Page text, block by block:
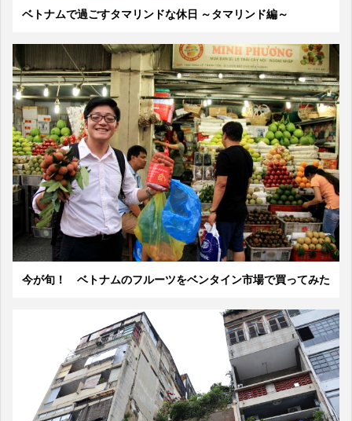
ベトナムで過ごすタマリンドな休日 ～タマリンド編～
今が旬！ ベトナムのフルーツをベンタイン市場で買ってみた